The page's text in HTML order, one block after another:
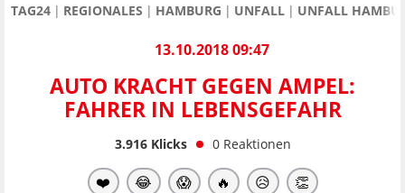
TAG24 REGIONALES HAMBURG UNFALL UNFALL
13.10.2018 09:47
AUTO KRACHT GEGEN AMPEL:
FAHRER IN LEBENSGEFAHR
3.916Klicks 0 Reaktionen
❤️ 😂 😱 🔥 😥 👏